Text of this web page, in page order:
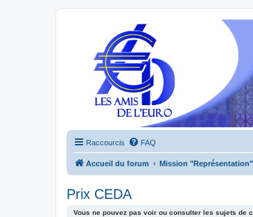
Raccourcis FAQ
Accueil du forum Mission "Représentation"
Prix CEDA
Vous ne pouvez pas voir ou consulter les sujets de